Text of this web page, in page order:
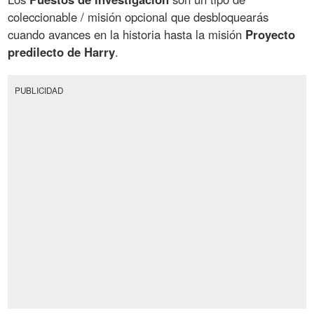
coleccionable / misión opcional que desbloquearás
cuando avances en la historia hasta la misión Proyecto
predilecto de Harry.
PUBLICIDAD